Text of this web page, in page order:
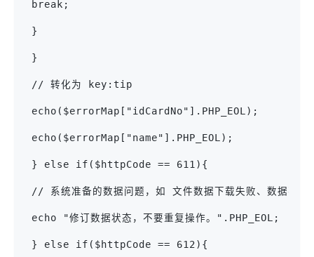
break;
}
}
// 转化为 key:tip
echo($errorMap["idCardNo"].PHP_EOL);
echo($errorMap["name"].PHP_EOL);
} else if($httpCode == 611){
// 系统准备的数据问题，如 文件数据下载失败、数据不
echo "修订数据状态，不要重复操作。".PHP_EOL;
} else if($httpCode == 612){